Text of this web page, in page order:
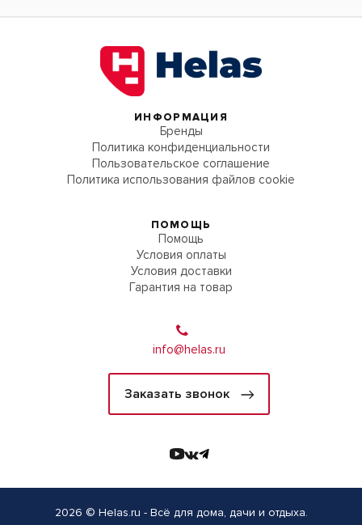
ИНФОРМАЦИЯ
Бренды
Политика конфиденциальности
Пользовательское соглашение
Политика использования файлов cookie
ПОМОЩЬ
Помощь
Условия оплаты
Условия доставки
Гарантия на товар
info@helas.ru
Заказать звонок
2026 © Helas.ru - Всё для дома, дачи и отдыха.